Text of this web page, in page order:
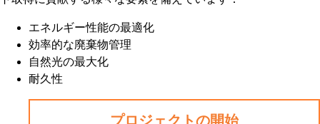
エネルギー性能の最適化
効率的な廃棄物管理
自然光の最大化
耐久性